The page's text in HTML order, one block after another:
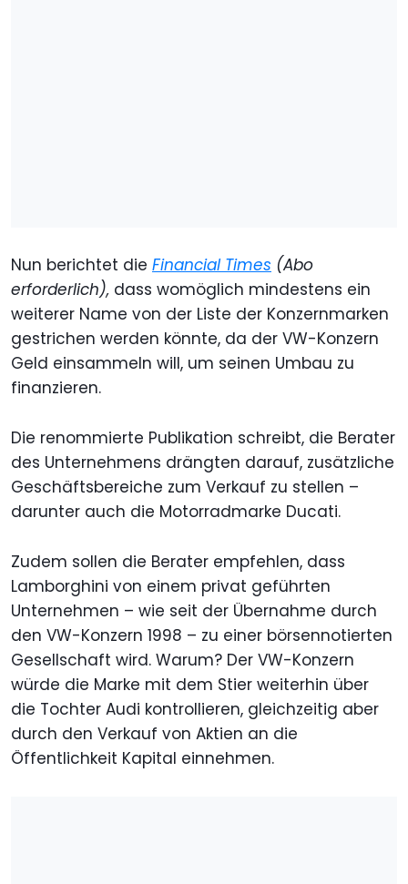
Nun berichtet die Financial Times (Abo
erforderlich), dass womöglich mindestens ein
weiterer Name von der Liste der Konzernmarken
gestrichen werden könnte, da der VW-Konzern
Geld einsammeln will, um seinen Umbau zu
finanzieren.
Die renommierte Publikation schreibt, die Berater
des Unternehmens drängten darauf, zusätzliche
Geschäftsbereiche zum Verkauf zu stellen –
darunter auch die Motorradmarke Ducati.
Zudem sollen die Berater empfehlen, dass
Lamborghini von einem privat geführten
Unternehmen – wie seit der Übernahme durch
den VW-Konzern 1998 – zu einer börsennotierten
Gesellschaft wird. Warum? Der VW-Konzern
würde die Marke mit dem Stier weiterhin über
die Tochter Audi kontrollieren, gleichzeitig aber
durch den Verkauf von Aktien an die
Öffentlichkeit Kapital einnehmen.